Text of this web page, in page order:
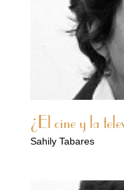
¿El cine y la
Sahily Tabares